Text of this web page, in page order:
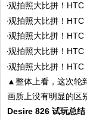
▲整体上看，这次轮
画质上没有明显的区
Desire 826 试玩总